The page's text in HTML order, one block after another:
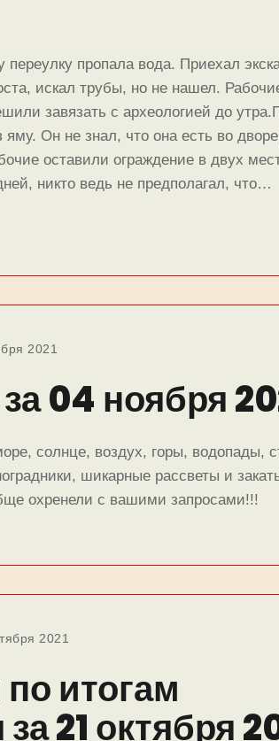
пропала вода. Приехал
искал трубы, но не нашел.
завязать с археологией до
Он не знал, что она есть во
оставили ограждение в двух
никто ведь не предполагал, что…
2021
04 ноября
солнце, воздух, горы, водопады,
шикарные рассветы и
охренели с вашими запросами!!!
2021
итогам
21 октября